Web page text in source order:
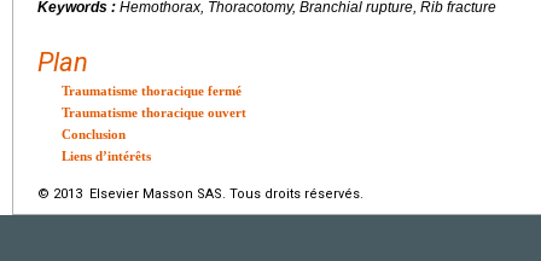
Keywords : Hemothorax, Thoracotomy, Branchial rupture, Rib fracture
Plan
Traumatisme thoracique fermé
Traumatisme thoracique ouvert
Conclusion
Liens d’intérêts
© 2013 Elsevier Masson SAS. Tous droits réservés.